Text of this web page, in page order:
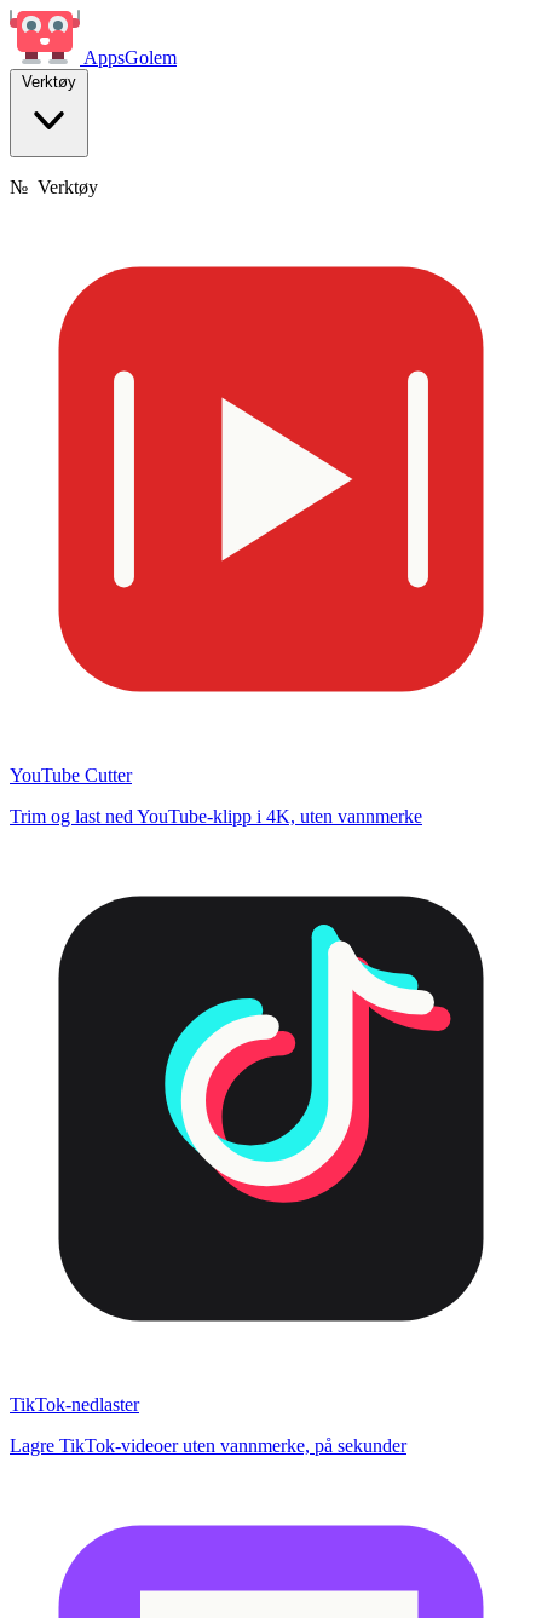
AppsGolem
Verktøy
№ Verktøy
YouTube Cutter
Trim og last ned YouTube-klipp i 4K, uten vannmerke
TikTok-nedlaster
Lagre TikTok-videoer uten vannmerke, på sekunder